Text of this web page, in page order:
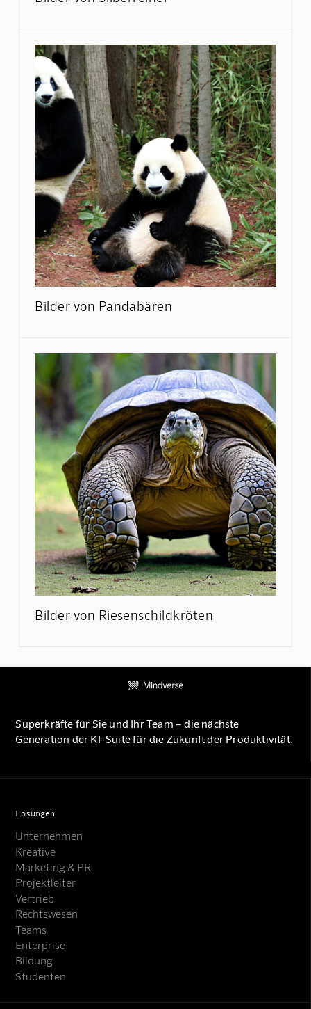
Bilder von Pandabären
Bilder von Riesenschildkröten
Superkräfte für Sie und Ihr Team – die nächste
Generation der KI-Suite für die Zukunft der Produktivität.
Lösungen
Unternehmen
Kreative
Marketing & PR
Projektleiter
Vertrieb
Rechtswesen
Teams
Enterprise
Bildung
Studenten